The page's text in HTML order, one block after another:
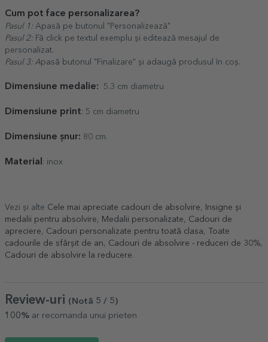
Cum pot face personalizarea?
Pasul 1: Apasă pe butonul "Personalizează"
Pasul 2: Fă click pe textul exemplu și editează mesajul de
personalizat.
Pasul 3: Apasă butonul "Finalizare" și adaugă produsul în coș.
Dimensiune medalie: 5.3 cm diametru
Dimensiune print: 5 cm diametru
Dimensiune șnur: 80 cm.
Material : inox
Vezi și alte Cele mai apreciate cadouri de absolvire
Insigne și
medalii pentru absolvire
Medalii personalizate
Cadouri de
apreciere
Cadouri personalizate pentru toată clasa
Toate
cadourile de sfârșit de an
Cadouri de absolvire - reduceri de 30%
Cadouri de absolvire la reducere.
Review-uri (Notă 5 / 5)
100% ar recomanda unui prieten